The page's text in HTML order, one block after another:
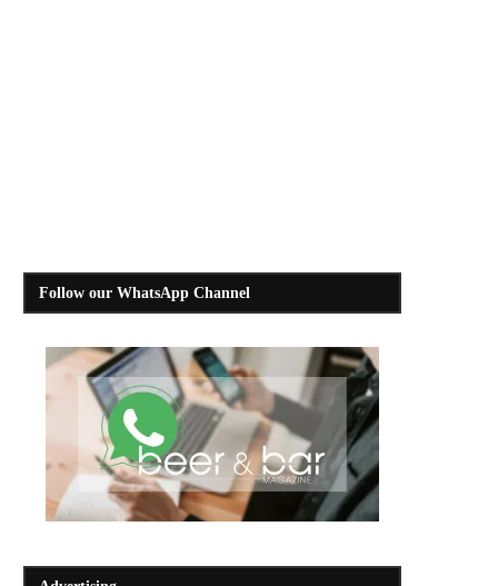
Follow our WhatsApp Channel